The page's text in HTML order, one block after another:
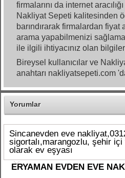
firmalarını da internet
Nakliyat Sepeti kalitesinden
barındırarak firmalardan fiyat
arama yapabilmenizi
ile ilgili ihtiyacınız olan
Bireysel kullanıcılar ve
anahtarı nakliyatsepeti.com
Yorumlar
Sincanevden eve
sigortalı,marangozlu, şehir
olarak ev eşyası
ERYAMAN EVDEN EVE